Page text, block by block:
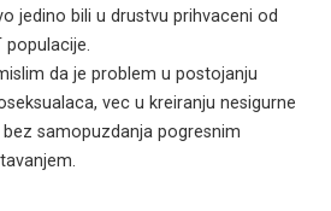
jedino bili u drustvu prihvaceni od
populacije.
da je problem u postojanju
vec u kreiranju nesigurne
samopuzdanja pogresnim